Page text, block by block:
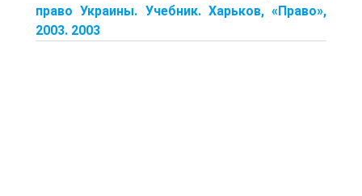
право Украины. Учебник. Харьков, «Право»,
2003. 2003